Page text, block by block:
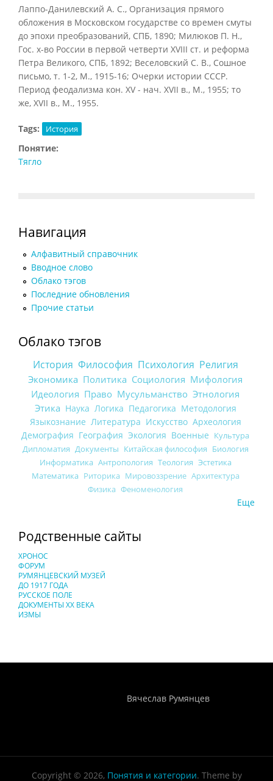
Лаппо-Данилевский А. С., Организация прямого
обложения в Московском государстве со времен смуты
до эпохи преобразований, СПБ, 1890; Милюков П. Н.,
Гос. х-во России в первой четверти XVIII ст. и реформа
Петра Великого, СПБ, 1892; Веселовский С. В., Сошное
письмо, т. 1-2, М., 1915-16; Очерки истории СССР.
Период феодализма кон. XV - нач. XVII в., М., 1955; то
же, XVII в., М., 1955.
Tags: История
Понятие:
Тягло
Навигация
Алфавитный справочник
Вводное слово
Облако тэгов
Последние обновления
Прочие статьи
Облако тэгов
История Философия Психология Религия
Экономика Политика Социология Мифология
Идеология Право Мусульманство Этнология
Этика Наука Логика Педагогика Методология
Языкознание Литература Искусство Археология
Демография География Экология Военные Культура
Дипломатия Документы Китайская философия Биология
Информатика Антропология Теология Эстетика
Математика Риторика Мировоззрение Архитектура
Физика Феноменология
Еще
Родственные сайты
ХРОНОС
ФОРУМ
РУМЯНЦЕВСКИЙ МУЗЕЙ
ДО 1917 ГОДА
РУССКОЕ ПОЛЕ
ДОКУМЕНТЫ XX ВЕКА
ИЗМЫ
Вячеслав Румянцев
Copyright © 2026, Понятия и категории. Theme by